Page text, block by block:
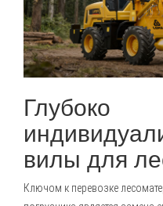
Глубоко
вилы для
Ключом к перевозке